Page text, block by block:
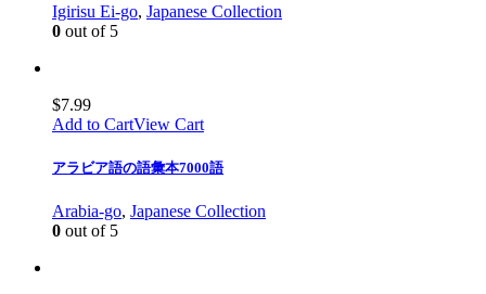
Igirisu Ei-go, Japanese Collection
0 out of 5
$7.99
Add to CartView Cart
アラビア語の語彙本7000語
Arabia-go, Japanese Collection
0 out of 5